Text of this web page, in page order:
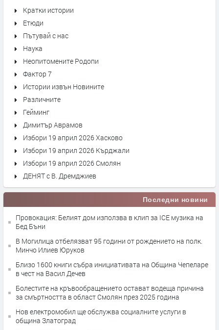
Кратки истории
Етюди
Пътувай с нас
Наука
Неопитомените Родопи
Фактор 7
Истории извън Новините
Различните
Гейминг
Димитър Аврамов
Избори 19 април 2026 Хасково
Избори 19 април 2026 Кърджали
Избори 19 април 2026 Смолян
ДЕНЯТ с В. Дремджиев
Последни новини
Провокация: Белият дом използва в клип за ICE музика на
Бед Бъни
В Могилица отбелязват 95 години от рождението на полк.
Минчо Илиев Юруков
Близо 1600 книги събра инициативата на Община Чепеларе
в чест на Васил Дечев
Болестите на кръвообращението остават водеща причина
за смъртността в област Смолян през 2025 година
Нов електромобил ще обслужва социалните услуги в
община Златоград